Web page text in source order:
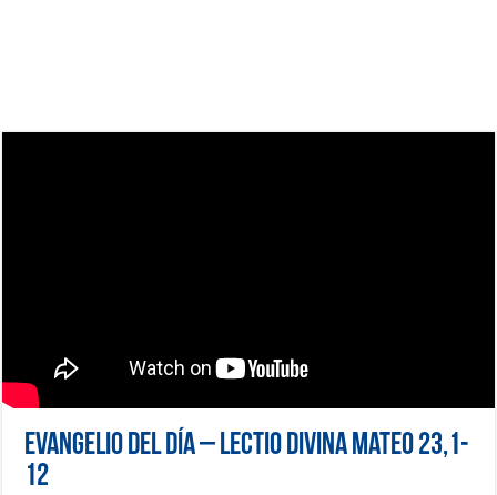
Evangelio del día – Lectio Divina Mateo 23,1-
12